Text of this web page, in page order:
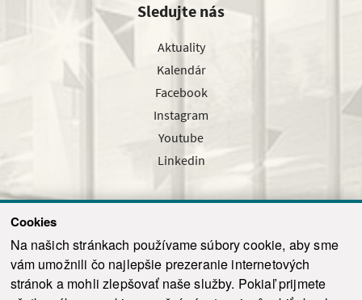
Cookies
Na našich stránkach používame súbory cookie, aby sme
vám umožnili čo najlepšie prezeranie internetových
stránok a mohli zlepšovať naše služby. Pokiaľ prijmete
Sledujte nás
Aktuality
Kalendár
Facebook
Instagram
Youtube
Linkedin